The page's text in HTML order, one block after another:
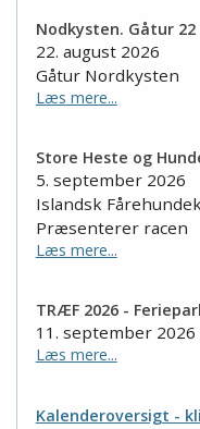
Nodkysten. Gåtur
22. august 2026
Gåtur Nordkysten
Læs mere...
Store Heste og
5. september 2026
Islandsk
Præsenterer racen
Læs mere...
TRÆF 2026 -
11. september 2026
Læs mere...
Kalenderoversigt -